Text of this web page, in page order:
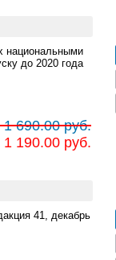
национальными
до 2020 года
690.00 руб.
190.00 руб.
41, декабрь